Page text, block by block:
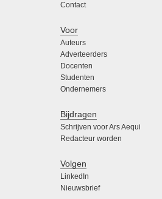
Contact
Voor
Auteurs
Adverteerders
Docenten
Studenten
Ondernemers
Bijdragen
Schrijven voor Ars Aequi
Redacteur worden
Volgen
LinkedIn
Nieuwsbrief